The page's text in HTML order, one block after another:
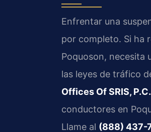
Enfrentar una
por completo. Si ha
Poquoson, necesita
las leyes de tráfico
Offices Of SRIS, P.C.
conductores en
Llame al (888) 437-